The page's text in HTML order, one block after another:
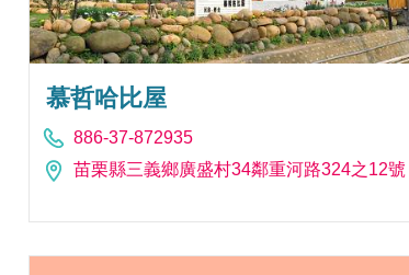
慕哲哈比屋
886-37-872935
苗栗縣三義鄉廣盛村34鄰重河路324之12號